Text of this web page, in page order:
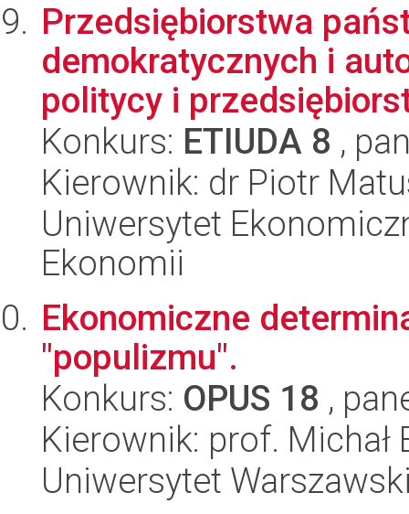
Przedsiębiorstwa
demokratycznych i
politycy i
Konkurs: ETIUDA 8 ,
Kierownik: dr Piotr
Uniwersytet
Ekonomii
Ekonomiczne
"populizmu".
Konkurs: OPUS 18 ,
Kierownik: prof. Michał
Uniwersytet